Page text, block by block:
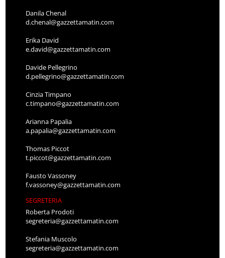
Danila Chenal
d.chenal@gazzettamatin.com
Erika David
e.david@gazzettamatin.com
Davide Pellegrino
d.pellegrino@gazzettamatin.com
Cinzia Timpano
c.timpano@gazzettamatin.com
Arianna Papalia
a.papalia@gazzettamatin.com
Thomas Piccot
t.piccot@gazzettamatin.com
Fausto Vassoney
f.vassoney@gazzettamatin.com
SEGRETERIA
Roberta Prodoti
segreteria@gazzettamatin.com
Stefania Muscolo
segreteria@gazzettamatin.com